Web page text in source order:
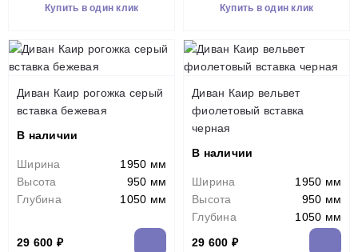
Купить в один клик Купить в один клик
Диван Каир рогожка серый
вставка бежевая
В наличии
Ширина
1950 мм
Высота
950 мм
Глубина
1050 мм
29 600 ₽
Диван Каир вельвет
фиолетовый вставка
черная
В наличии
Ширина
1950 мм
Высота
950 мм
Глубина
1050 мм
29 600 ₽